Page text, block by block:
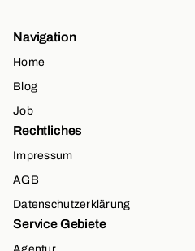
Navigation
Home
Blog
Job
Rechtliches
Impressum
AGB
Datenschutzerklärung
Service Gebiete